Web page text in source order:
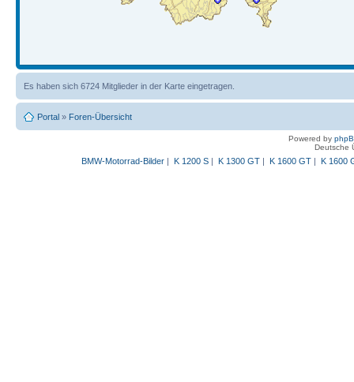
Es haben sich 6724 Mitglieder in der Karte eingetragen.
Portal » Foren-Übersicht
Powered by
Deutsche
BMW-Motorrad-Bilder| K 1200 S| K 1300 GT| K 1600 GT| K 1600